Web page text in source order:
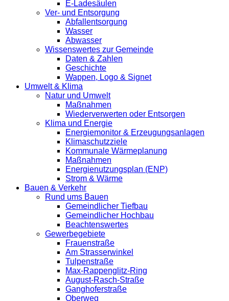
E-Ladesäulen
Ver- und Entsorgung
Abfallentsorgung
Wasser
Abwasser
Wissenswertes zur Gemeinde
Daten & Zahlen
Geschichte
Wappen, Logo & Signet
Umwelt & Klima
Natur und Umwelt
Maßnahmen
Wiederverwerten oder Entsorgen
Klima und Energie
Energiemonitor & Erzeugungsanlagen
Klimaschutzziele
Kommunale Wärmeplanung
Maßnahmen
Energienutzungsplan (ENP)
Strom & Wärme
Bauen & Verkehr
Rund ums Bauen
Gemeindlicher Tiefbau
Gemeindlicher Hochbau
Beachtenswertes
Gewerbegebiete
Frauenstraße
Am Strasserwinkel
Tulpenstraße
Max-Rappenglitz-Ring
August-Rasch-Straße
Ganghoferstraße
Oberweg